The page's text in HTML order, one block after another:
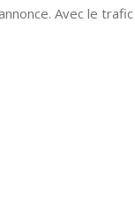
Avec le